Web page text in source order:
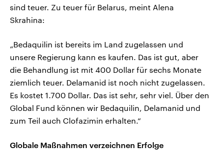
sind teuer. Zu teuer für Belarus, meint Alena
Skrahina:
„Bedaquilin ist bereits im Land zugelassen und
unsere Regierung kann es kaufen. Das ist gut, aber
die Behandlung ist mit 400 Dollar für sechs Monate
ziemlich teuer. Delamanid ist noch nicht zugelassen.
Es kostet 1.700 Dollar. Das ist sehr, sehr viel. Über den
Global Fund können wir Bedaquilin, Delamanid und
zum Teil auch Clofazimin erhalten.“
Globale Maßnahmen verzeichnen Erfolge